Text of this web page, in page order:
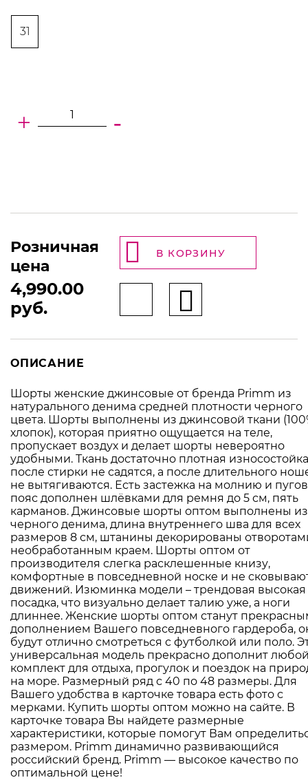
31
+ -
Розничная
цена
4,990.00
руб.
В КОРЗИНУ
ОПИСАНИЕ
Шорты женские джинсовые от бренда Primm из
натурального денима средней плотности черного
цвета. Шорты выполнены из джинсовой ткани
хлопок), которая приятно ощущается на теле,
пропускает воздух и делает шорты невероятно
удобными. Ткань достаточно плотная
после стирки не садятся, а после длительного
не вытягиваются. Есть застежка на молнию и
пояс дополнен шлёвками для ремня до 5 см, пять
карманов. Джинсовые шорты оптом выполнены из
черного денима, длина внутреннего шва для всех
размеров 8 см, штанины декорированы
необработанным краем. Шорты оптом от
производителя слегка расклешенные книзу,
комфортные в повседневной носке и не
движений. Изюминка модели – трендовая высокая
посадка, что визуально делает талию уже, а ноги
длиннее. Женские шорты оптом станут
дополнением Вашего повседневного гардероба,
будут отлично смотреться с футболкой или поло.
универсальная модель прекрасно дополнит
комплект для отдыха, прогулок и поездок на
на море. Размерный ряд с 40 по 48 размеры. Для
Вашего удобства в карточке товара есть фото с
мерками. Купить шорты оптом можно на сайте. В
карточке товара Вы найдете размерные
характеристики, которые помогут Вам
размером. Primm динамично развивающийся
российский бренд. Primm — высокое качество по
оптимальной цене!